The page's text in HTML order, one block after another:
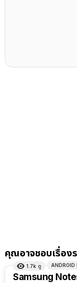
คุณอาจชอบเรื่อง
1.7k ดู ANDROID
Samsung